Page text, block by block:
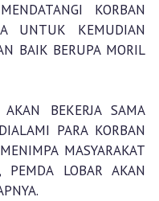
KORBAN
UNTUK KEMUDIAN
BAIK BERUPA MORIL
BEKERJA SAMA
PARA KORBAN
MASYARAKAT
LOBAR AKAN